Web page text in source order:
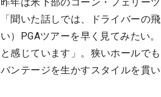
「聞いた話しでは、ドライバーの
い）PGAツアーを早く見てみたい
と感じています」。狭いホールで
バンテージを生かすスタイルを貫い